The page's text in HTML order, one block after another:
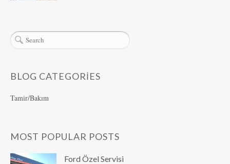
BLOG CATEGORIES
Tamir/Bakım
MOST POPULAR POSTS
Ford Özel Servisi